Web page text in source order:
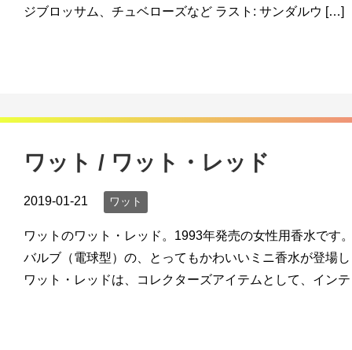
ジブロッサム、チュベローズなど ラスト: サンダルウ […]
ワット / ワット・レッド
2019-01-21 ワット
ワットのワット・レッド。1993年発売の女性用香水です
バルブ（電球型）の、とってもかわいいミニ香水が登場
ワット・レッドは、コレクターズアイテムとして、イン